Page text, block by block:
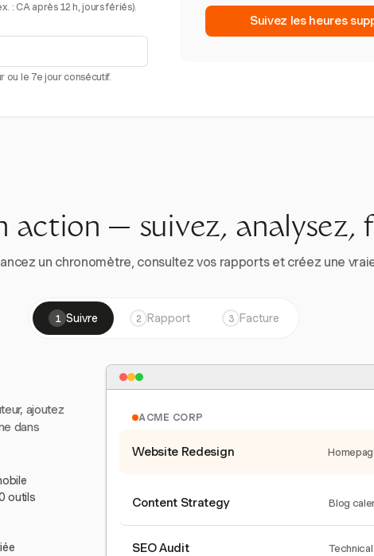
: CA après 12 h, jours fériés).
ou le 7e jour consécutif.
Suivez les heures
action — suivez, analysez,
un chronomètre, consultez vos rapports et créez une
1 Suivre 2 Rapport 3 Facture
ajoutez
dans
outils
ACME CORP
Website Redesign
Content Strategy Blog
SEO Audit